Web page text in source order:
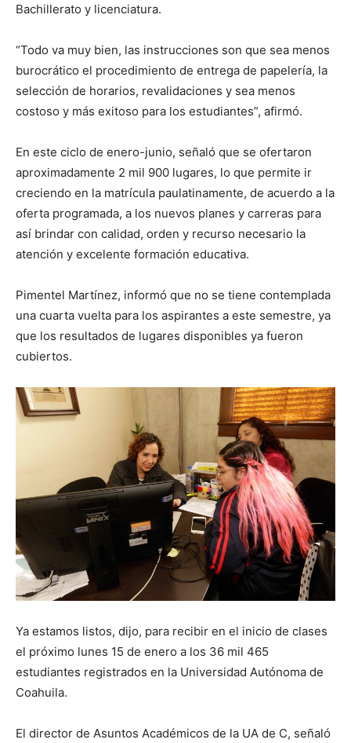
Bachillerato y licenciatura.
“Todo va muy bien, las instrucciones son que sea menos
burocrático el procedimiento de entrega de papelería, la
selección de horarios, revalidaciones y sea menos
costoso y más exitoso para los estudiantes”, afirmó.
En este ciclo de enero-junio, señaló que se ofertaron
aproximadamente 2 mil 900 lugares, lo que permite ir
creciendo en la matrícula paulatinamente, de acuerdo a la
oferta programada, a los nuevos planes y carreras para
así brindar con calidad, orden y recurso necesario la
atención y excelente formación educativa.
Pimentel Martínez, informó que no se tiene contemplada
una cuarta vuelta para los aspirantes a este semestre, ya
que los resultados de lugares disponibles ya fueron
cubiertos.
Ya estamos listos, dijo, para recibir en el inicio de clases
el próximo lunes 15 de enero a los 36 mil 465
estudiantes registrados en la Universidad Autónoma de
Coahuila.
El director de Asuntos Académicos de la UA de C, señaló